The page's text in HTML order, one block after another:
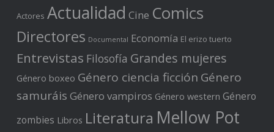
Actores Actualidad Cine Comics
Directores Documental Economía El erizo tuerto
Entrevistas Filosofía Grandes mujeres
Género boxeo Género ciencia ficción Género
samuráis Género vampiros Género western Género
zombies Libros Literatura Mellow Pot